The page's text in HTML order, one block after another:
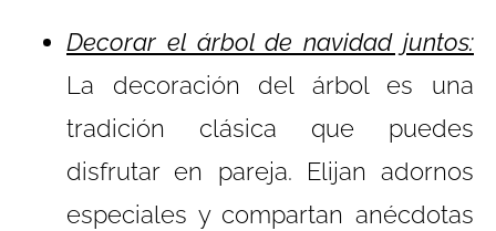
Decorar el árbol de navidad juntos:
La decoración del árbol es una
tradición clásica que puedes
disfrutar en pareja. Elijan adornos
especiales y compartan anécdotas